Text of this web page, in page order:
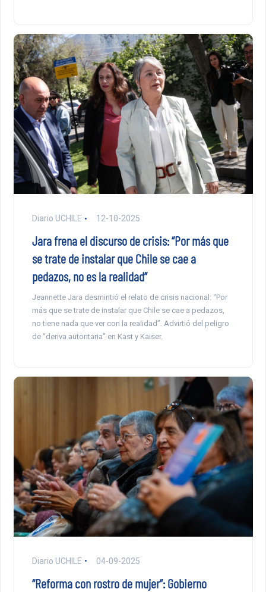
Diario UCHILE 12-10-2025
Jara frena el discurso de crisis: “Por más que
se trate de instalar que Chile se cae a
pedazos, no es la realidad”
Jeannette Jara desmintió el relato de crisis nacional: “Por
más que se trate de instalar que Chile se cae a pedazos,
no tiene nada que ver con la realidad”. Advirtió del peligro
de “deriva autoritaria” en Kast y Kaiser.
Diario UCHILE 04-09-2025
“Reforma con rostro de mujer”: Gobierno